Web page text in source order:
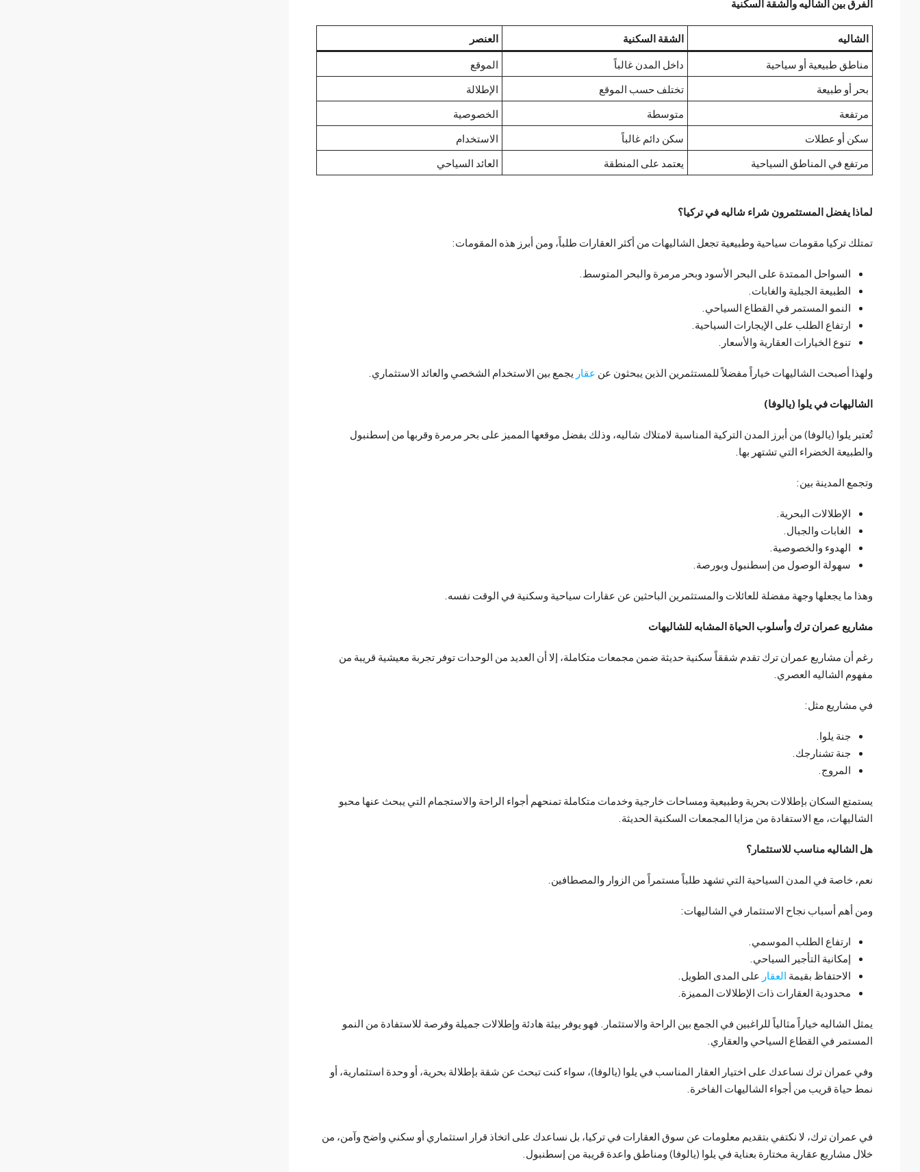
الفرق بين الشاليه والشقة السكنية
الشاليه الشقة السكنية
العنصر
مناطق طبيعية أو سياحية
داخل المدن غالباً
الموقع
بحر أو طبيعة
تختلف حسب الموقع
الإطلالة
مرتفعة
متوسطة
الخصوصية
سكن أو عطلات
سكن دائم غالباً
الاستخدام
مرتفع في المناطق السياحية
يعتمد على المنطقة العائد السياحي
لماذا يفضل المستثمرون شراء شاليه في تركيا؟
تمتلك تركيا مقومات سياحية وطبيعية تجعل الشاليهات من أكثر العقارات طلباً، ومن أبرز هذه المقومات:
السواحل الممتدة على البحر الأسود وبحر مرمرة والبحر المتوسط.
الطبيعة الجبلية والغابات.
النمو المستمر في القطاع السياحي.
ارتفاع الطلب على الإيجارات السياحية.
تنوع الخيارات العقارية والأسعار.
ولهذا أصبحت الشاليهات خياراً مفضلاً للمستثمرين الذين يبحثون عن عقار يجمع بين الاستخدام الشخصي والعائد الاستثماري.
الشاليهات في يلوا (يالوفا)
تُعتبر يلوا (يالوفا) من أبرز المدن التركية المناسبة لامتلاك شاليه، وذلك بفضل موقعها المميز على بحر مرمرة وقربها من إسطنبول
والطبيعة الخضراء التي تشتهر بها.
وتجمع المدينة بين:
الإطلالات البحرية.
الغابات والجبال.
الهدوء والخصوصية.
سهولة الوصول من إسطنبول وبورصة.
وهذا ما يجعلها وجهة مفضلة للعائلات والمستثمرين الباحثين عن عقارات سياحية وسكنية في الوقت نفسه.
مشاريع عمران ترك وأسلوب الحياة المشابه للشاليهات
رغم أن مشاريع عمران ترك تقدم شققاً سكنية حديثة ضمن مجمعات متكاملة، إلا أن العديد من الوحدات توفر تجربة معيشية قريبة من
مفهوم الشاليه العصري.
في مشاريع مثل:
جنة يلوا.
جنة تشنارجك.
المروج.
يستمتع السكان بإطلالات بحرية وطبيعية ومساحات خارجية وخدمات متكاملة تمنحهم أجواء الراحة والاستجمام التي يبحث عنها محبو
الشاليهات، مع الاستفادة من مزايا المجمعات السكنية الحديثة.
هل الشاليه مناسب للاستثمار؟
نعم، خاصة في المدن السياحية التي تشهد طلباً مستمراً من الزوار والمصطافين.
ومن أهم أسباب نجاح الاستثمار في الشاليهات:
ارتفاع الطلب الموسمي.
إمكانية التأجير السياحي.
الاحتفاظ بقيمة العقار على المدى الطويل.
محدودية العقارات ذات الإطلالات المميزة.
يمثل الشاليه خياراً مثالياً للراغبين في الجمع بين الراحة والاستثمار. فهو يوفر بيئة هادئة وإطلالات جميلة وفرصة للاستفادة من النمو
المستمر في القطاع السياحي والعقاري.
وفي عمران ترك نساعدك على اختيار العقار المناسب في يلوا (يالوفا)، سواء كنت تبحث عن شقة بإطلالة بحرية، أو وحدة استثمارية، أو
نمط حياة قريب من أجواء الشاليهات الفاخرة.
في عمران ترك، لا نكتفي بتقديم معلومات عن سوق العقارات في تركيا، بل نساعدك على اتخاذ قرار استثماري أو سكني واضح وآمن، من
خلال مشاريع عقارية مختارة بعناية في يلوا (يالوفا) ومناطق واعدة قريبة من إسطنبول.